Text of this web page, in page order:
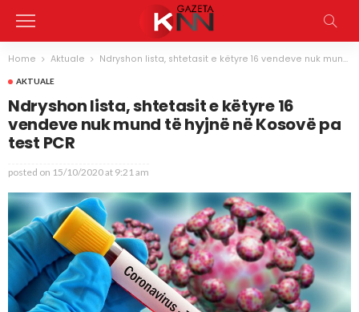
Home Aktuale Ndryshon lista, shtetasit e këtyre 16 vendeve nuk mund të hyjnë në Kosovë pa test PCR
AKTUALE
Ndryshon lista, shtetasit e këtyre 16
vendeve nuk mund të hyjnë në Kosovë pa
test PCR
posted on 15/10/2020 at 9:21 am